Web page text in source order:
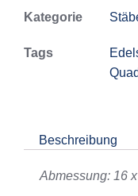
Kategorie
Tags
Beschreibung
Abmessung: 16